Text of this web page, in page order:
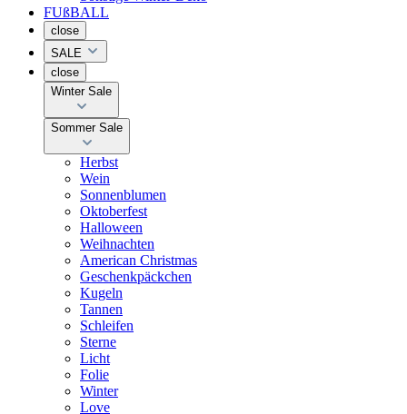
FUßBALL
close
SALE
close
Winter Sale
Sommer Sale
Herbst
Wein
Sonnenblumen
Oktoberfest
Halloween
Weihnachten
American Christmas
Geschenkpäckchen
Kugeln
Tannen
Schleifen
Sterne
Licht
Folie
Winter
Love